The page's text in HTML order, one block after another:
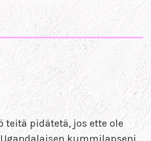
teitä pidätetä, jos ette ole
kummilapseni